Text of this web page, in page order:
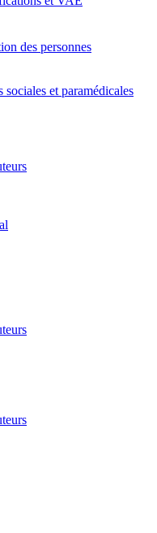
des personnes
et paramédicales